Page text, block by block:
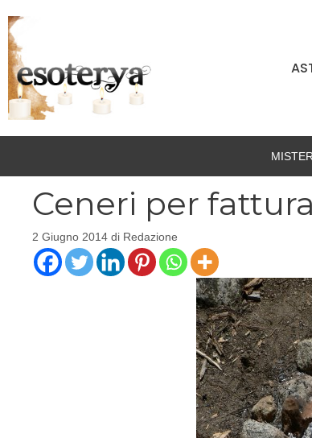
al
contenuto
Ceneri per
2 Giugno 2014 di Redazione